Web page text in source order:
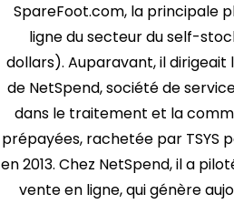
SpareFoot.com, la principale
ligne du secteur du self-
dollars). Auparavant, il
de NetSpend, société de
dans le traitement et la
prépayées, rachetée par TSYS
en 2013. Chez NetSpend, il a
vente en ligne, qui génère